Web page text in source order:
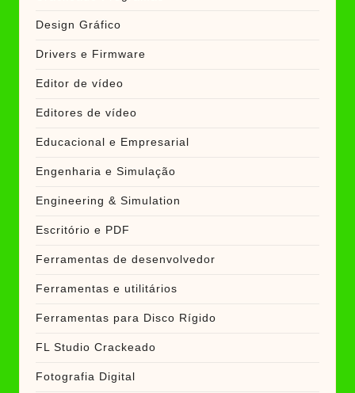
Design Gráfico
Drivers e Firmware
Editor de vídeo
Editores de vídeo
Educacional e Empresarial
Engenharia e Simulação
Engineering & Simulation
Escritório e PDF
Ferramentas de desenvolvedor
Ferramentas e utilitários
Ferramentas para Disco Rígido
FL Studio Crackeado
Fotografia Digital